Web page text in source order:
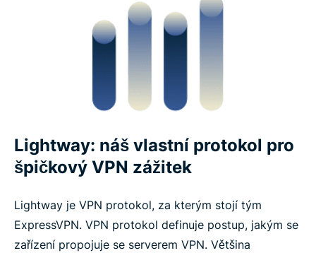
Lightway: náš vlastní protokol pro
špičkový VPN zážitek
Lightway je VPN protokol, za kterým stojí tým
ExpressVPN. VPN protokol definuje postup, jakým se
zařízení propojuje se serverem VPN. Většina